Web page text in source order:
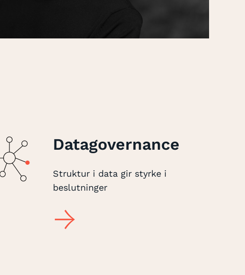
Datagovernance
Struktur i data gir styrke i
beslutninger